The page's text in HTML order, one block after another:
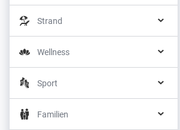
Strand
Wellness
Sport
Familien